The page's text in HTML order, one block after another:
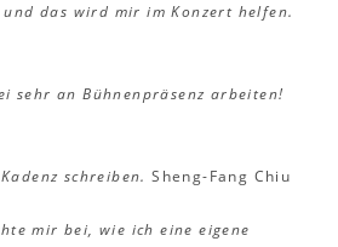
und das wird mir im Konzert helfen.
sehr an Bühnenpräsenz arbeiten!
schreiben.Sheng-Fang Chiu
mir bei, wie ich eine eigene